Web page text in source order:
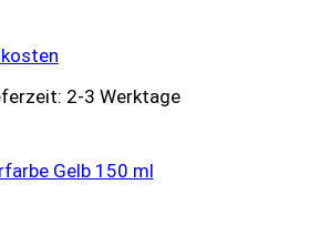
2-3 Werktage